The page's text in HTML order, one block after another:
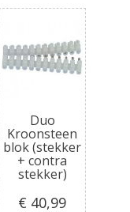
Duo
Kroonsteen
blok (stekker
+ contra
stekker)
€ 40,99